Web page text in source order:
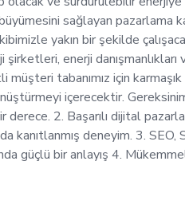
ve
büyümesini sağlayan
yakın bir şekilde
şirketleri, enerji
müşteri tabanımız için karmaşık
içerecektir.
derece. 2. Başarılı dijital
kanıtlanmış deneyim. 3. SEO,
güçlü bir anlayış 4.